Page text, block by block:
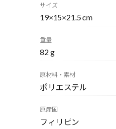
サイズ
19×15×21.5 cm
重量
82 g
原材料・素材
ポリエステル
原産国
フィリピン